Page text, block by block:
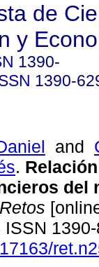
de
y
1390-
1390-
and
.
del
Retos
ISSN